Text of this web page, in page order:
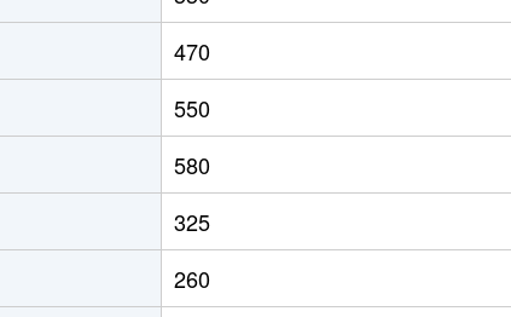
470
550
580
325
260